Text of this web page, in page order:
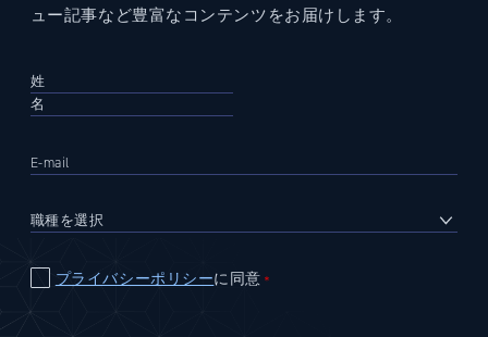
ュー記事など豊富なコンテンツをお届けします。
プライバシーポリシーに同意 ＊